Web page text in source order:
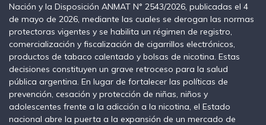
Nación y la Disposición ANMAT N° 2543/2026, publicadas el 4
de mayo de 2026, mediante las cuales se derogan las normas
protectoras vigentes y se habilita un régimen de registro,
comercialización y fiscalización de cigarrillos electrónicos,
productos de tabaco calentado y bolsas de nicotina. Estas
decisiones constituyen un grave retroceso para la salud
pública argentina. En lugar de fortalecer las políticas de
prevención, cesación y protección de niñas, niños y
adolescentes frente a la adicción a la nicotina, el Estado
nacional abre la puerta a la expansión de un mercado de